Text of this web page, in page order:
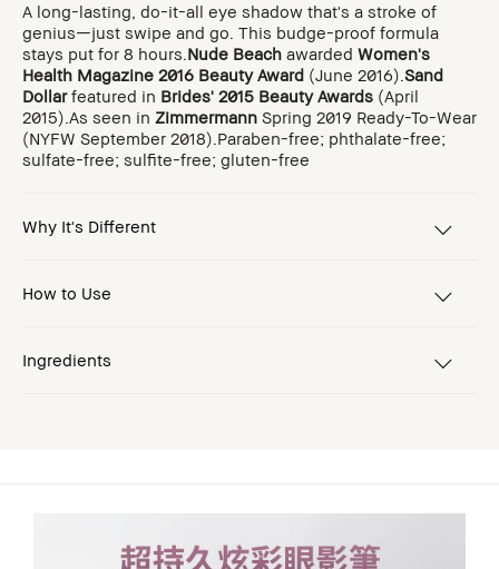
A long-lasting, do-it-all eye shadow that's a stroke of
genius—just swipe and go. This budge-proof formula
stays put for 8 hours. Nude Beach awarded Women's
Health Magazine 2016 Beauty Award (June 2016). Sand
Dollarfeatured in Brides' 2015 Beauty Awards (April
2015).As seen in Zimmermann Spring 2019 Ready-To-Wear
(NYFW September 2018).Paraben-free; phthalate-free;
sulfate-free; sulfite-free; gluten-free
Why It's Different
How to Use
Ingredients